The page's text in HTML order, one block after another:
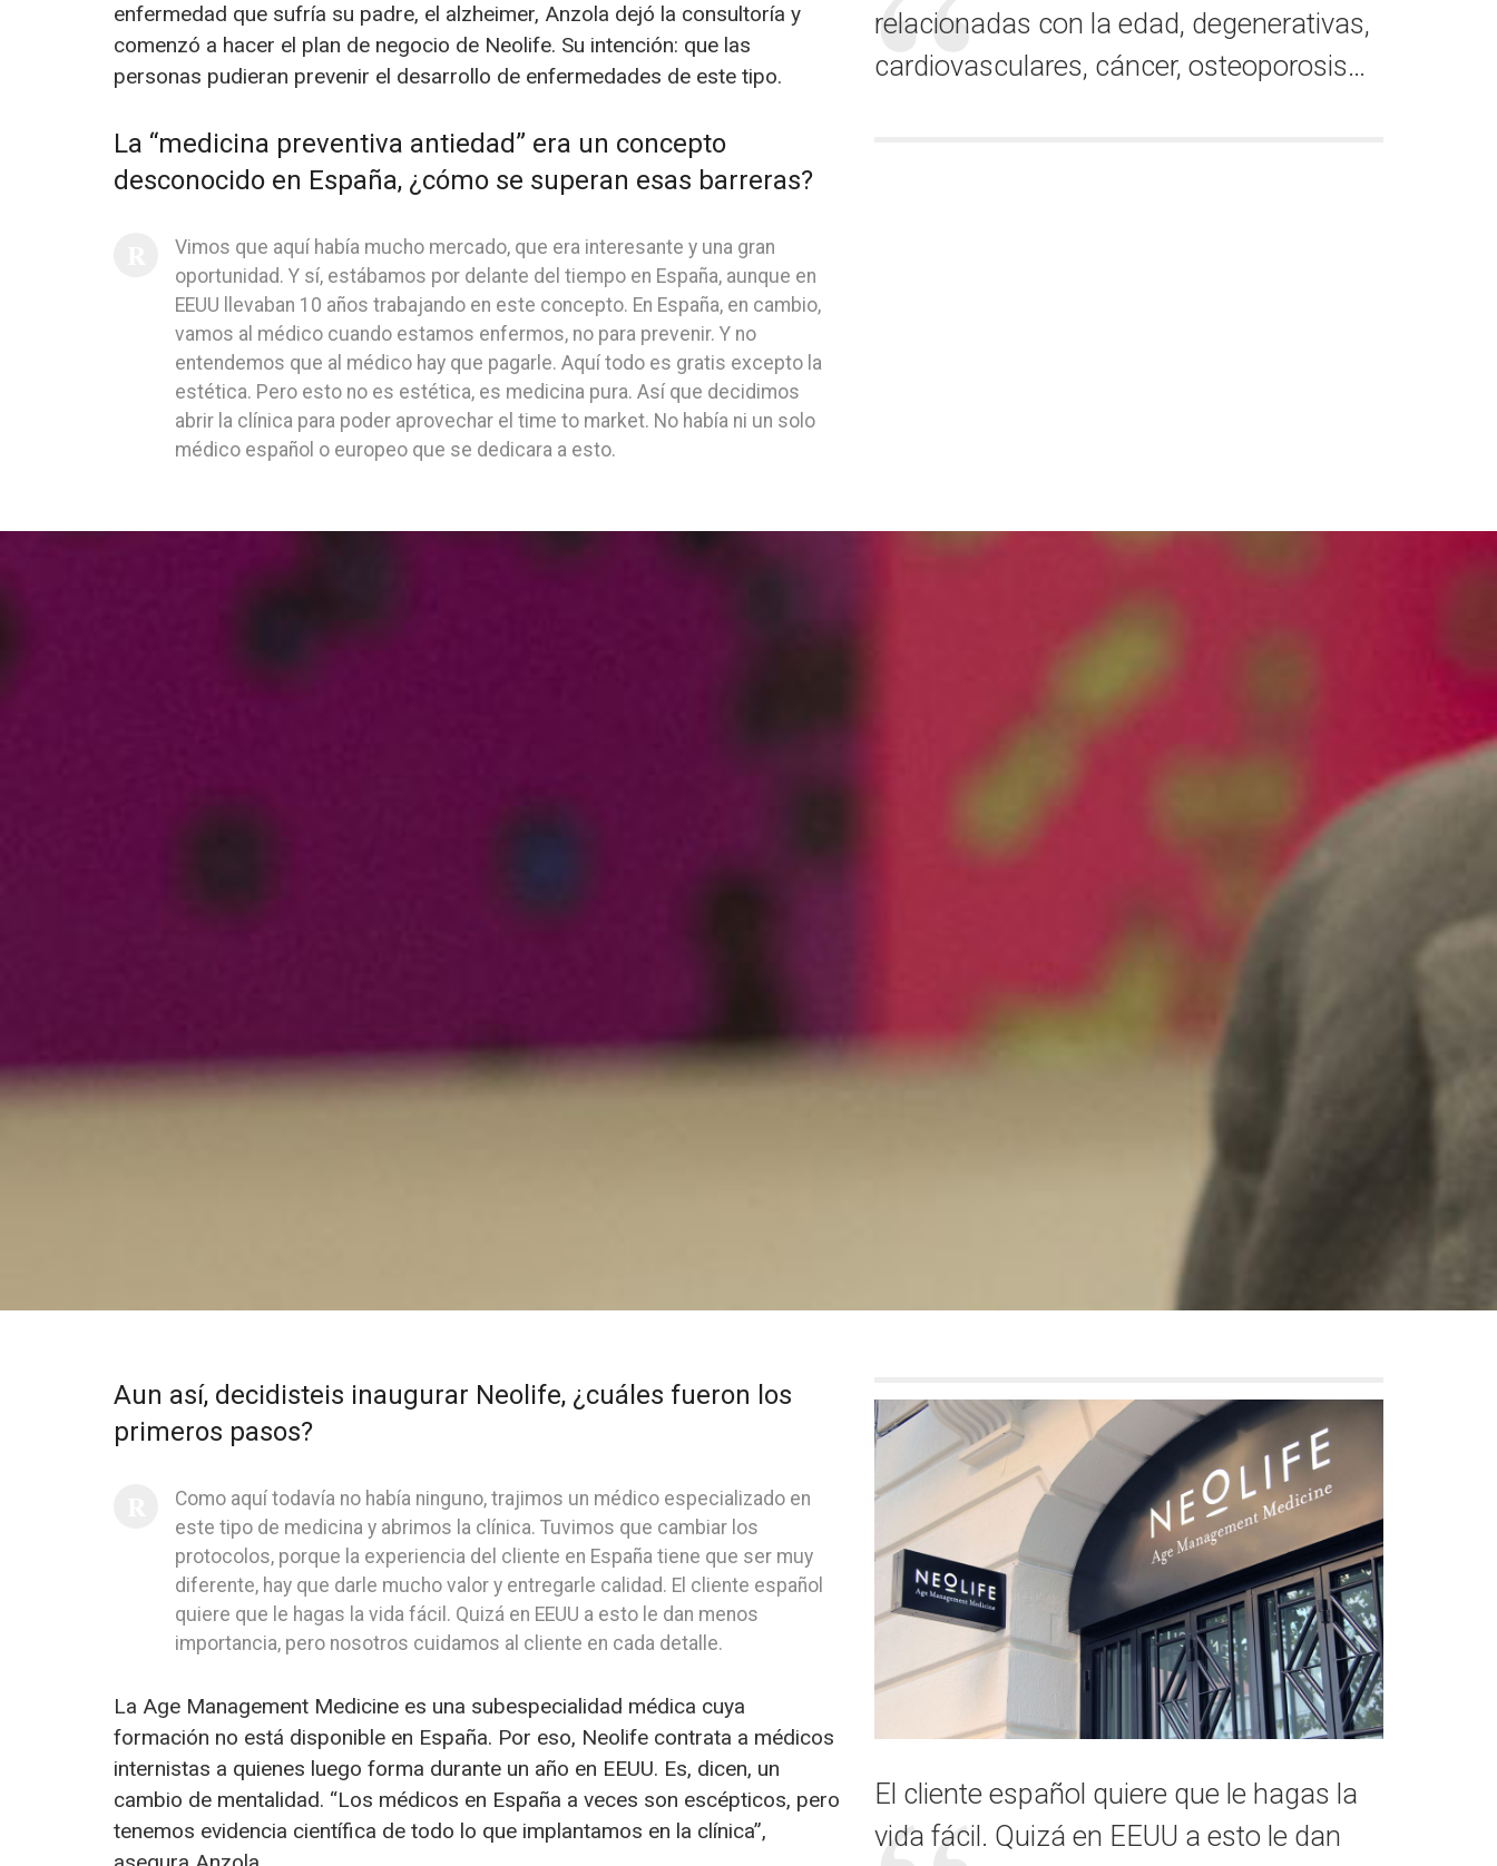
enfermedad que sufría su padre, el alzheimer, Anzola dejó la consultoría y
comenzó a hacer el plan de negocio de Neolife. Su intención: que las
personas pudieran prevenir el desarrollo de enfermedades de este tipo.
La “medicina preventiva antiedad” era un concepto
desconocido en España, ¿cómo se superan esas barreras?
Vimos que aquí había mucho mercado, que era interesante y una gran
oportunidad. Y sí, estábamos por delante del tiempo en España, aunque en
EEUU llevaban 10 años trabajando en este concepto. En España, en cambio,
vamos al médico cuando estamos enfermos, no para prevenir. Y no
entendemos que al médico hay que pagarle. Aquí todo es gratis excepto la
estética. Pero esto no es estética, es medicina pura. Así que decidimos
abrir la clínica para poder aprovechar el time to market. No había ni un solo
médico español o europeo que se dedicara a esto.
relacionadas con la edad, degenerativas,
cardiovasculares, cáncer, osteoporosis…
Aun así, decidisteis inaugurar Neolife, ¿cuáles fueron los
primeros pasos?
Como aquí todavía no había ninguno, trajimos un médico especializado en
este tipo de medicina y abrimos la clínica. Tuvimos que cambiar los
protocolos, porque la experiencia del cliente en España tiene que ser muy
diferente, hay que darle mucho valor y entregarle calidad. El cliente español
quiere que le hagas la vida fácil. Quizá en EEUU a esto le dan menos
importancia, pero nosotros cuidamos al cliente en cada detalle.
La Age Management Medicine es una subespecialidad médica cuya
formación no está disponible en España. Por eso, Neolife contrata a médicos
internistas a quienes luego forma durante un año en EEUU. Es, dicen, un
cambio de mentalidad. “Los médicos en España a veces son escépticos, pero
tenemos evidencia científica de todo lo que implantamos en la clínica”,
El cliente español quiere que le hagas la
vida fácil. Quizá en EEUU a esto le dan